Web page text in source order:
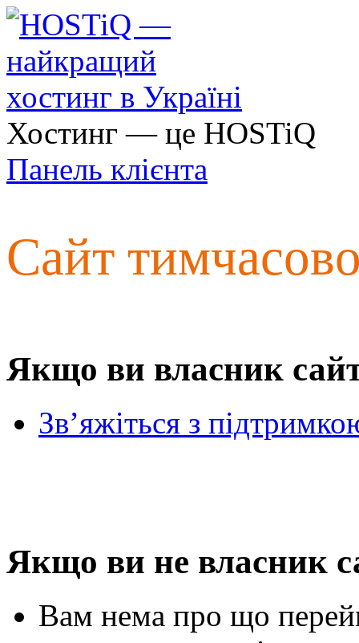
Хостинг — це HOSTiQ
Панель клієнта
Сайт
Якщо ви власник
Зв’яжіться з
Якщо ви не власник
Вам нема про що